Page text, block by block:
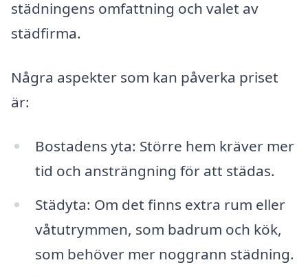
städningens omfattning och valet av
städfirma.
Några aspekter som kan påverka priset
är:
Bostadens yta: Större hem kräver mer
tid och ansträngning för att städas.
Städyta: Om det finns extra rum eller
våtutrymmen, som badrum och kök,
som behöver mer noggrann städning.